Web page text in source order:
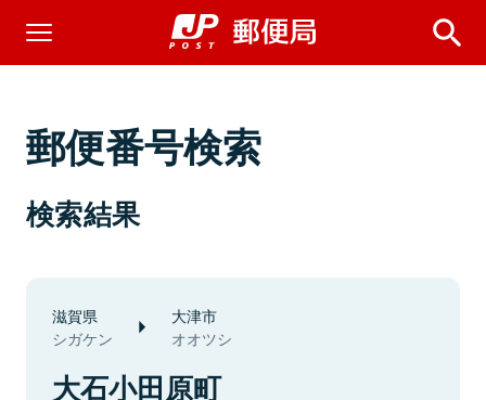
郵便番号検索
検索結果
滋賀県
シガケン
大津市
オオツシ
大石小田原町